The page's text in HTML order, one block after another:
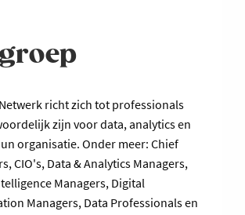
richt zich tot professionals
zijn voor data, analytics en
organisatie. Onder meer: Chief
CIO's, Data & Analytics Managers,
Managers, Digital
Managers, Data Professionals en